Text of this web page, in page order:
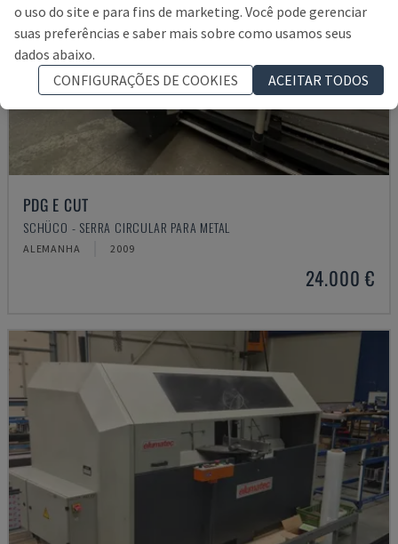
PDG E CUT
SCHÜCO - SERRA CIRCULAR PARA METAL
ALEMANHA 2009
24.000 €
o uso do site e para fins de marketing. Você pode gerenciar
suas preferências e saber mais sobre como usamos seus
dados abaixo.
CONFIGURAÇÕES DE COOKIES
ACEITAR TODOS